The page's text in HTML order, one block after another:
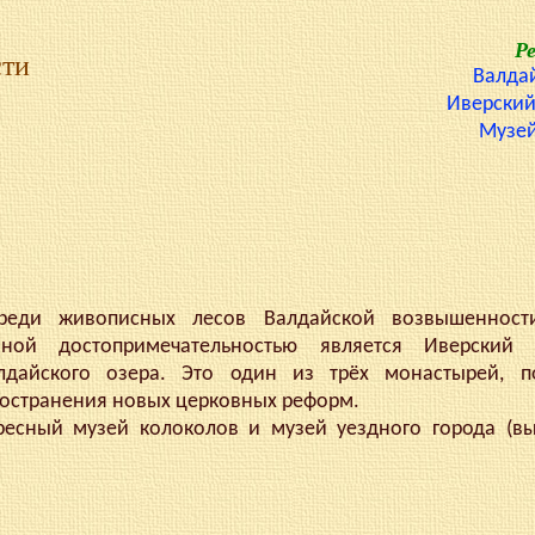
лесов Валдайской
достопримечательностью является Иверский
озера. Это один из трёх монастырей,
новых церковных реформ.
музей колоколов и музей уездного города